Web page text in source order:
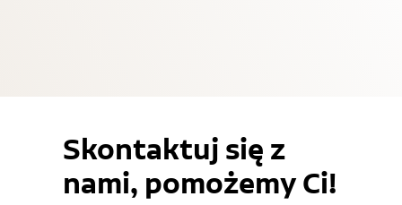
Skontaktuj się z
nami, pomożemy Ci!